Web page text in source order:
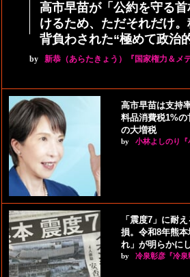
高市早苗が「公約を守る
けるため、ただそれだけ
背負わされた“極めて政治
by 新恭（あらたきょう）『国家権力＆メ
高市早苗は支持
料品消費税1%
の大増税
by 小林よしのり『
「震度7」に耐
損。令和8年熊
れ」が明らかに
by 冷泉彰彦『冷泉